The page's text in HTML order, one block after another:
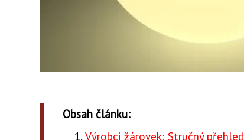
Obsah článku:
Výrobci žárovek: Stručný přehled